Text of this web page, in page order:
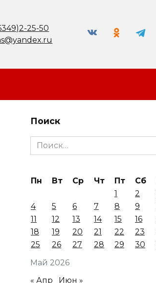
25-50
Поиск
Search
for:
Май 2026
Пн Вт Ср Чт Пт Сб
1
2
4
5 6 7 8 9
11
12 13 14 15 16
18
19 20 21 22 23
25
26 27 28 29 30
« Апр Июн »